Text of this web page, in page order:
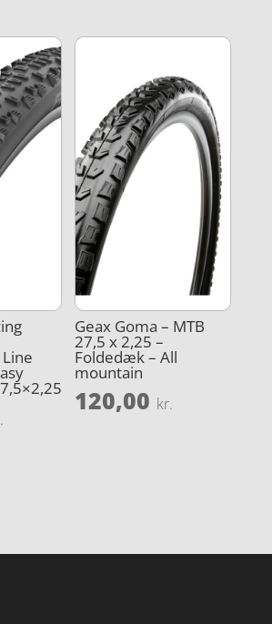
Geax Goma – MTB
27,5 x 2,25 –
Foldedæk – All
mountain
120,00 kr.